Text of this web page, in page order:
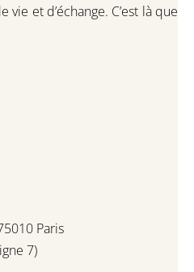
vie et d’échange. C’est là que
Paris
7)